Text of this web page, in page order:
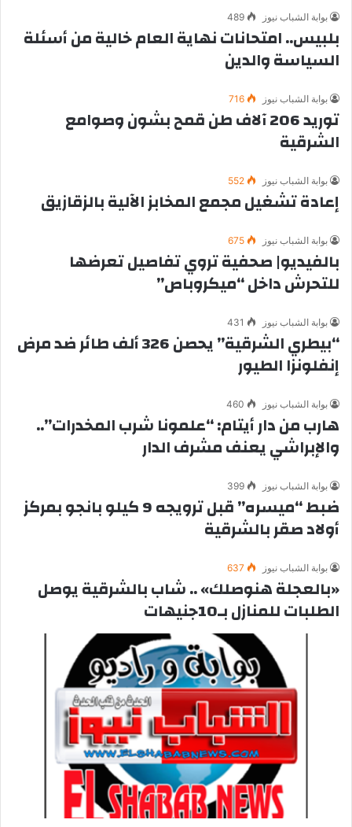
بوابة الشباب نيوز 489
بلبيس.. امتحانات نهاية العام خالية من أسئلة
السياسة والدين
بوابة الشباب نيوز 716
توريد 206 آلاف طن قمح بشون وصوامع
الشرقية
بوابة الشباب نيوز 552
إعادة تشغيل مجمع المخابز الآلية بالزقازيق
بوابة الشباب نيوز 675
بالفيديو| صحفية تروي تفاصيل تعرضها
للتحرش داخل “ميكروباص”
بوابة الشباب نيوز 431
“بيطري الشرقية” يحصن 326 ألف طائر ضد مرض
إنفلونزا الطيور
بوابة الشباب نيوز 460
هارب من دار أيتام: “علمونا شرب المخدرات”..
والإبراشي يعنف مشرف الدار
بوابة الشباب نيوز 399
ضبط “ميسره” قبل ترويجه 9 كيلو بانجو بمركز
أولاد صقر بالشرقية
بوابة الشباب نيوز 637
«بالعجلة هنوصلك» .. شاب بالشرقية يوصل
الطلبات للمنازل بـ10جنيهات